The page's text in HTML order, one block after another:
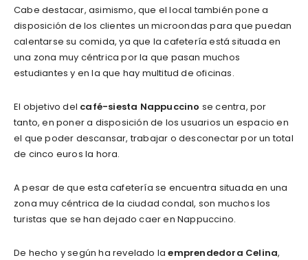
Cabe destacar, asimismo, que el local también pone a
disposición de los clientes un microondas para que puedan
calentarse su comida, ya que la cafetería está situada en
una zona muy céntrica por la que pasan muchos
estudiantes y en la que hay multitud de oficinas.
El objetivo del café-siesta Nappuccino se centra, por
tanto, en poner a disposición de los usuarios un espacio en
el que poder descansar, trabajar o desconectar por un total
de cinco euros la hora.
A pesar de que esta cafetería se encuentra situada en una
zona muy céntrica de la ciudad condal, son muchos los
turistas que se han dejado caer en Nappuccino.
De hecho y según ha revelado laemprendedora Celina,